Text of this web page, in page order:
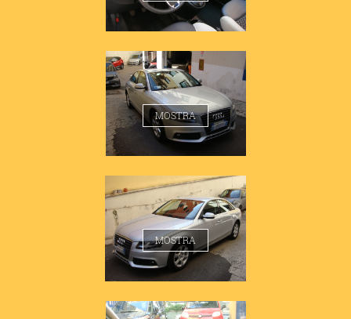
AUDI A4 1.8 BERLINA
MOSTRA
AUDI A4 1.8 BERLINA
MOSTRA